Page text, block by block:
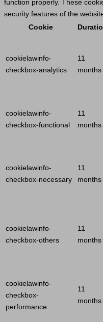
function properly. These
security features of the
Cookie
cookielawinfo-
checkbox-analytics
11
months
cookielawinfo-
checkbox-functional
11
months
cookielawinfo-
checkbox-necessary
11
months
cookielawinfo-
checkbox-others
11
months
cookielawinfo-
checkbox-
performance
11
months